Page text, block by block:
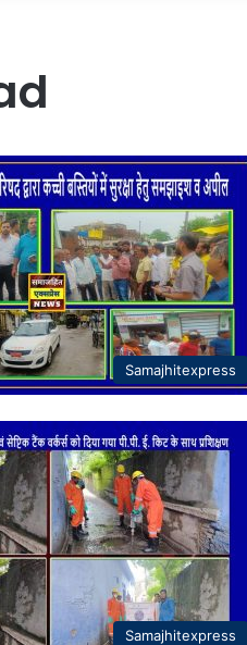
Samajhitexpress
Samajhitexpress